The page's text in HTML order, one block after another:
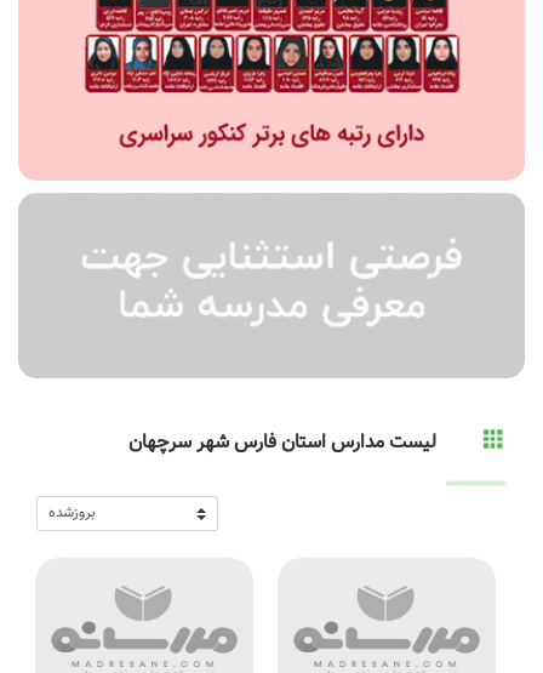
دوره اول متوسطه
دوره دوم متوسطه- فنی
دوره دوم متوسطه- نظری
پیش دبستانی
لیست مدارس استان فارس شهر سرچهان